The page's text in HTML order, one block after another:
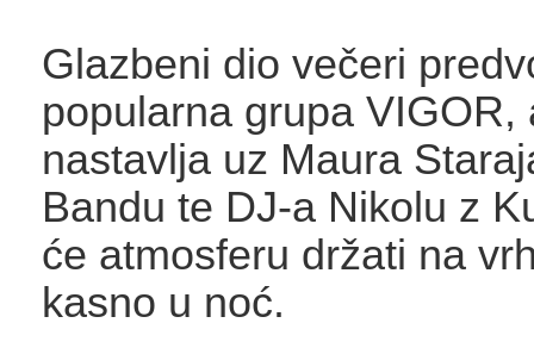
Glazbeni dio večeri
popularna grupa VIGOR,
nastavlja uz Maura
Bandu te DJ-a Nikolu z
će atmosferu držati na
kasno u noć.